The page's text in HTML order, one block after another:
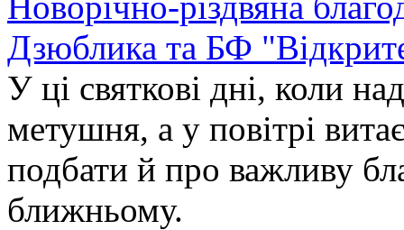
Дзюблика та БФ
У ці святкові дні, коли
метушня, а у повітрі
подбати й про важливу
ближньому.